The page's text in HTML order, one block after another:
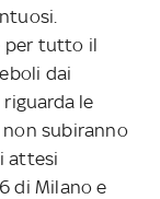
per tutto il
dai
le
non subiranno
attesi
di Milano e